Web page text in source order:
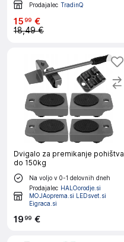
Prodajalec TradinQ
1599 €
18,49 €
Dvigalo za premikanje pohištva
do 150kg
Na voljo v 0-1 delovnih dneh
Prodajalec HALOorodje.si
MOJAoprema.si LEDsvet.si
Eigraca.si
1999 €